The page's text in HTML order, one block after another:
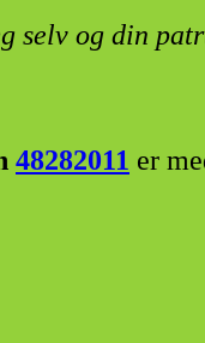
selv og din
48282011 er